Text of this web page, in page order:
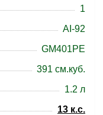
1
АІ-92
GM401PE
391 см.куб.
1.2 л
13 к.c.